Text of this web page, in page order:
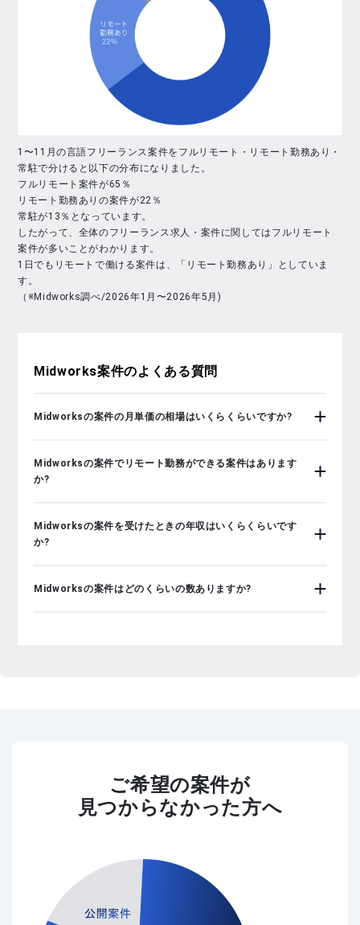
1〜11月の言語フリーランス案件をフルリモート・リモート勤務あり・
常駐で分けると以下の分布になりました。
フルリモート案件が65％
リモート勤務ありの案件が22％
常駐が13％となっています。
したがって、全体のフリーランス求人・案件に関してはフルリモート
案件が多いことがわかります。
1日でもリモートで働ける案件は、「リモート勤務あり」としていま
す。
（※Midworks調べ/2026年1月〜2026年5月)
Midworks案件のよくある質問
Midworksの案件の月単価の相場はいくらくらいですか?
Midworksの案件でリモート勤務ができる案件はあります
か?
Midworksの案件を受けたときの年収はいくらくらいです
か?
Midworksの案件はどのくらいの数ありますか?
ご希望の案件が
見つからなかった方へ